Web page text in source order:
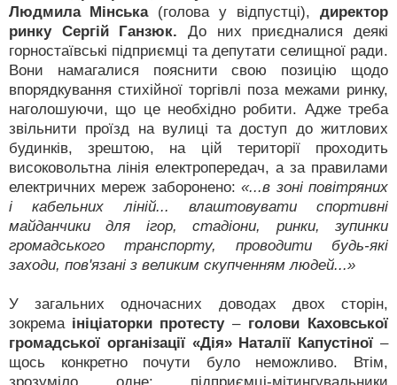
Людмила Мінська(голова у відпустці), директор
ринку Сергій Ганзюк. До них приєдналися деякі
горностаївські підприємці та депутати селищної ради.
Вони намагалися пояснити свою позицію щодо
впорядкування стихійної торгівлі поза межами ринку,
наголошуючи, що це необхідно робити. Адже треба
звільнити проїзд на вулиці та доступ до житлових
будинків, зрештою, на цій території проходить
високовольтна лінія електропередач, а за правилами
електричних мереж заборонено: «...в зоні повітряних
і кабельних ліній... влаштовувати спортивні
майданчики для ігор, стадіони, ринки, зупинки
громадського транспорту, проводити будь-які
заходи, пов'язані з великим скупченням людей...»
У загальних одночасних доводах двох сторін,
зокрема ініціаторки протесту– голови Каховської
громадської організації «Дія» Наталії Капустіної –
щось конкретно почути було неможливо. Втім,